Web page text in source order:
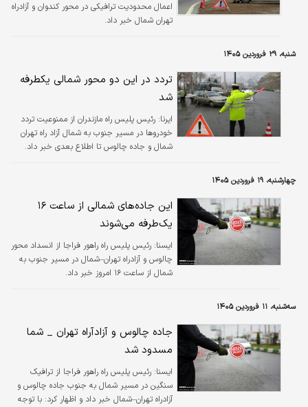
اعمال محدودیت ترافیکی در محور کندوان و آزادراه
تهران شمال خبر داد.
شنبه، ۲۹ فروردین ۱۴۰۵
تردد در این دو محور شمالی یکطرفه
شد
ایرنا: رئیس پلیس راه مازندران از ممنوعیت تردد
خودروها در مسیر جنوب به شمال آزاد راه تهران
شمال و جاده چالوس تا اطلاع بعدی خبر داد.
چهارشنبه، ۱۹ فروردین ۱۴۰۵
این جاده‌های شمالی از ساعت ۱۶
یک‌طرفه می‌شوند
ايسنا: رئیس پلیس راه راهور فراجا از انسداد محور
چالوس و آزادراه تهران–شمال در مسیر جنوب به
شمال از ساعت ۱۶ امروز خبر داد.
سه‌شنبه، ۱۱ فروردین ۱۴۰۵
جاده چالوس و آزادآراه تهران _ شما
مسدود شد
ايسنا: رئیس پلیس راه راهور فراجا از ترافیک
سنگین در مسیر شمال به جنوب جاده چالوس و
آزادراه تهران–شمال خبر داد و اظهار کرد: با توجه